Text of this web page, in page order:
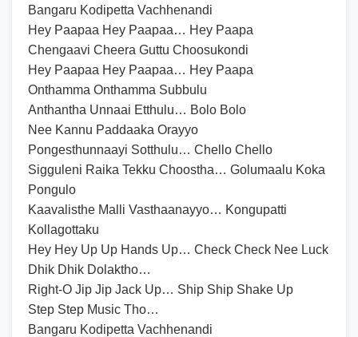
Bangaru Kodipetta Vachhenandi
Hey Paapaa Hey Paapaa… Hey Paapa
Chengaavi Cheera Guttu Choosukondi
Hey Paapaa Hey Paapaa… Hey Paapa
Onthamma Onthamma Subbulu
Anthantha Unnaai Etthulu… Bolo Bolo
Nee Kannu Paddaaka Orayyo
Pongesthunnaayi Sotthulu… Chello Chello
Sigguleni Raika Tekku Choostha… Golumaalu Koka
Pongulo
Kaavalisthe Malli Vasthaanayyo… Kongupatti
Kollagottaku
Hey Hey Up Up Hands Up… Check Check Nee Luck
Dhik Dhik Dolaktho…
Right-O Jip Jip Jack Up… Ship Ship Shake Up
Step Step Music Tho…
Bangaru Kodipetta Vachhenandi